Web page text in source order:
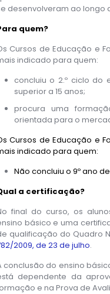
desenvolveram ao longo
quem?
Cursos de Educação e
indicado para quem:
concluiu o 2.º ciclo do
superior a 15 anos;
procura uma
orientada para o
Cursos de Educação e
indicado para quem:
Não concluiu o 9º ano
a certificação?
final do curso, os
básico e uma
qualificação do Quadro
2009, de 23 de julho.
conclusão do ensino
dependente da
e na Prova de